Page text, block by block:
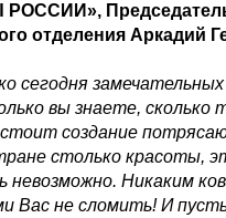
отделения Аркадий
сегодня
вы знаете, сколько
создание
столько красоты,
невозможно. Никаким
Вас не сломить! И